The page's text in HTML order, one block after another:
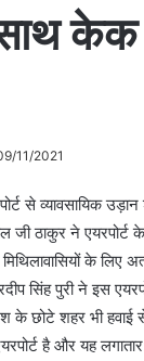
केक
11/2021
से व्यावसायिक
जी ठाकुर ने
के लिए
सिंह पुरी ने इस
के छोटे शहर भी
है और यह